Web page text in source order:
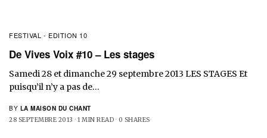
FESTIVAL - EDITION 10
De Vives Voix #10 – Les stages
Samedi 28 et dimanche 29 septembre 2013 LES STAGES Et
puisqu’il n’y a pas de…
BY LA MAISON DU CHANT
28 SEPTEMBRE 2013 1 MIN READ 0 SHARES